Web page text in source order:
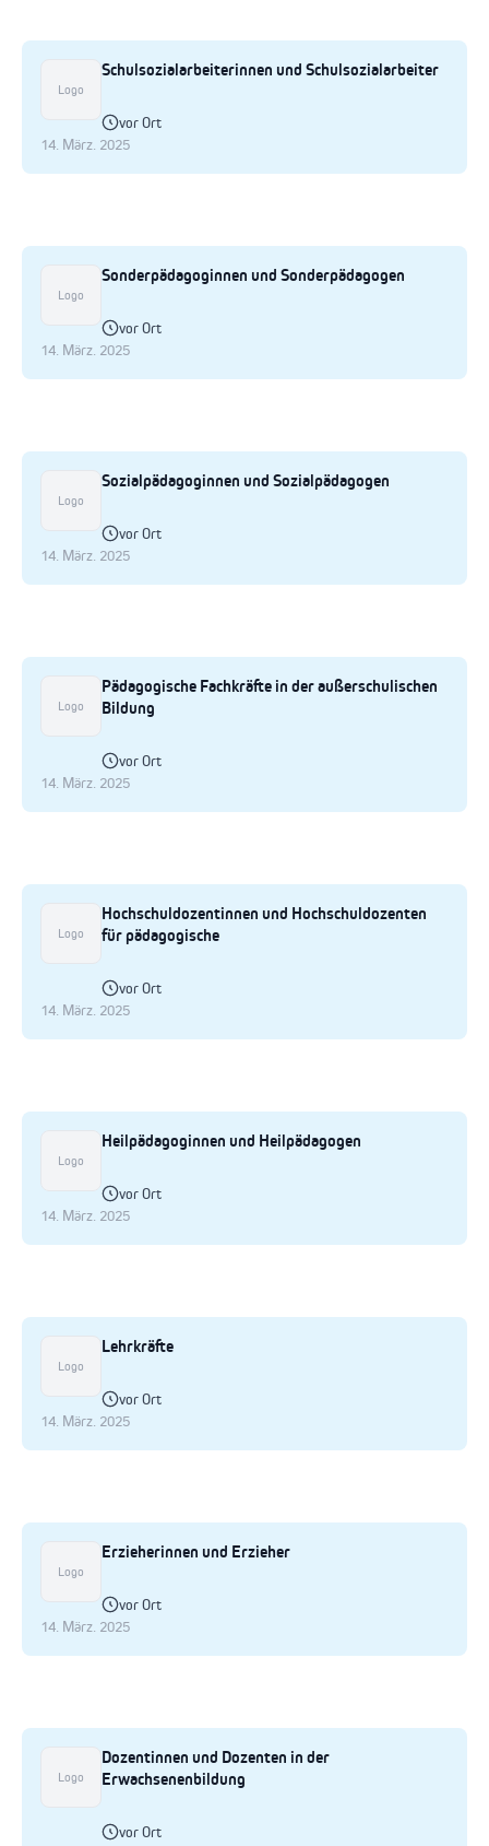
Logo
Schulsozialarbeiterinnen und Schulsozialarbeiter
vor Ort
14. März. 2025
Logo
Sonderpädagoginnen und Sonderpädagogen
vor Ort
14. März. 2025
Logo
Sozialpädagoginnen und Sozialpädagogen
vor Ort
14. März. 2025
Logo
Pädagogische Fachkräfte in der außerschulischen
Bildung
vor Ort
14. März. 2025
Logo
Hochschuldozentinnen und Hochschuldozenten
für pädagogische
vor Ort
14. März. 2025
Logo
Heilpädagoginnen und Heilpädagogen
vor Ort
14. März. 2025
Logo
Lehrkräfte
vor Ort
14. März. 2025
Logo
Erzieherinnen und Erzieher
vor Ort
14. März. 2025
Logo
Dozentinnen und Dozenten in der
Erwachsenenbildung
vor Ort